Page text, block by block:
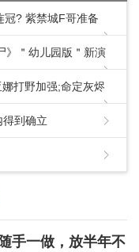
冠? 紫禁城F哥准备
》＂幼儿园版＂新演
打野加强;命定灰烬
到确立
手一做，放半年不